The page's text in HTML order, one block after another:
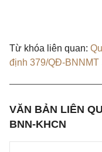
Từ khóa liên quan:
định 379/QĐ-BNNMT
VĂN BẢN LIÊN
BNN-KHCN